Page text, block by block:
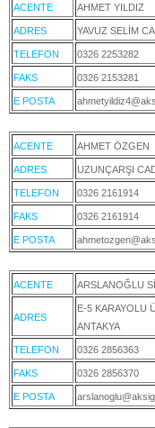
ACENTE AHMET YILDIZ
ADRES YAVUZ SELİM
TELEFON 0326 2253282
FAKS 0326 2153281
E POSTA
ACENTE AHMET ÖZGEN
ADRES UZUNÇARŞI
TELEFON 0326 2161914
FAKS 0326 2161914
E POSTA
ACENTE ARSLANOĞLU
ADRES
E-5 KARAYOLU
ANTAKYA
TELEFON 0326 2856363
FAKS 0326 2856370
E POSTA